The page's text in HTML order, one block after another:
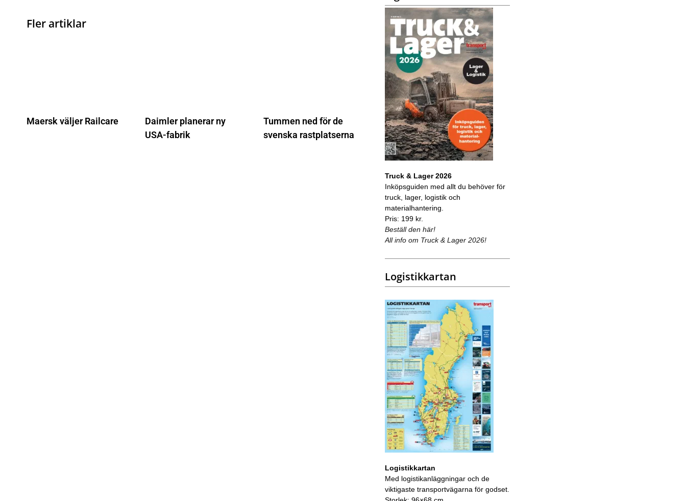
Fler artiklar
Maersk väljer Railcare
Daimler planerar ny
USA-fabrik
Tummen ned för de
svenska rastplatserna
Truck & Lager 2026
Inköpsguiden med allt du behöver för
truck, lager, logistik och
materialhantering.
Pris: 199 kr.
Beställ den här!
All info om Truck & Lager 2026!
Logistikkartan
Logistikkartan
Med logistikanläggningar och de
viktigaste transportvägarna för godset.